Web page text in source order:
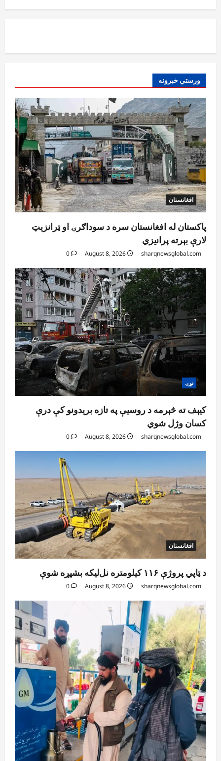
2
درې کسان وژل شوي
sharqnewsglobal.com
August 8, 2026
0
3
افغانستان
د ټاپي پروژې ۱۱۶ کیلومتره نل‌لیکه بشپړه
شوې
sharqnewsglobal.com
August 8, 2026
0
4
افغانستان
ننګرهار کې د تېلو یو شمېر پمپونه وتړل شول
5
افغانستان
ټولګټو وزارت: قیصار ـ لامان سړک رغنیزې
چارې په بېلابېلو برخو کې روانې دي
sharqnewsglobal.com
August 6, 2026
ورستي خبرونه
افغانستان
پاکستان له افغانستان سره د سوداګرۍ او ټرانزیټ
لارې بېرته پرانیزي
sharqnewsglobal.com
0
نړۍ
کیېف ته څېرمه د روسیې په تازه بریدونو کې درې
کسان وژل شوي
sharqnewsglobal.com
0
افغانستان
د ټاپي پروژې ۱۱۶ کیلومتره نل‌لیکه بشپړه شوې
sharqnewsglobal.com
0